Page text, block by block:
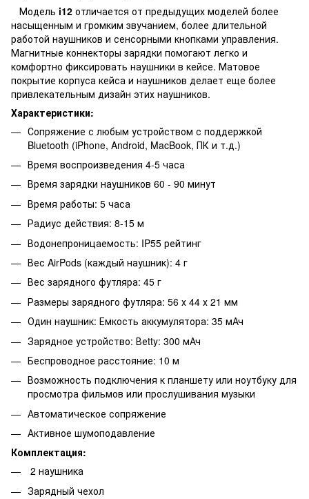
Модель i12 отличается от предыдущих моделей более
насыщенным и громким звучанием, более длительной
работой наушников и сенсорными кнопками управления.
Магнитные коннекторы зарядки помогают легко и
комфортно фиксировать наушники в кейсе. Матовое
покрытие корпуса кейса и наушников делает еще более
привлекательным дизайн этих наушников.
Характеристики:
Сопряжение с любым устройством с поддержкой
Bluetooth (iPhone, Android, MacBook, ПК и т.д.)
Время воспроизведения 4-5 часа
Время зарядки наушников 60 - 90 минут
Время работы: 5 часа
Радиус действия: 8-15 м
Водонепроницаемость: IP55 рейтинг
Вес AirPods (каждый наушник): 4 г
Вес зарядного футляра: 45 г
Размеры зарядного футляра: 56 х 44 х 21 мм
Один наушник: Емкость аккумулятора: 35 мАч
Зарядное устройство: Веtty: 300 мАч
Беспроводное расстояние: 10 м
Возможность подключения к планшету или ноутбуку для
просмотра фильмов или прослушивания музыки
Автоматическое сопряжение
Активное шумоподавление
Комплектация:
2 наушника
Зарядный чехол